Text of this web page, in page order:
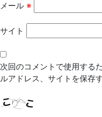
メール ※
サイト
次回のコメントで使用する
ルアドレス、サイトを保存す